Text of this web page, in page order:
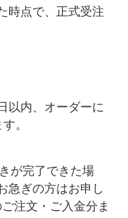
時点で、正式受注
以内、オーダーに
。
が完了できた場
急ぎの方はお申し
注文・ご入金分ま